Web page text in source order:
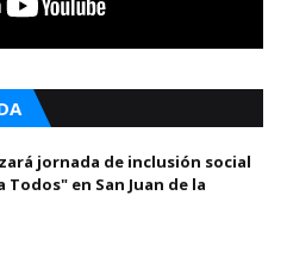
jornada de inclusión social
Todos" en San Juan de la